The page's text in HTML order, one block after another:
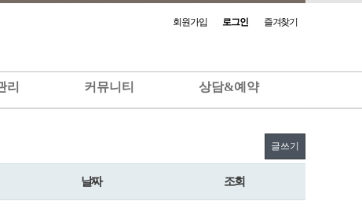
회원가입 로그인 즐겨찾기
리 커뮤니티 상담&예약
글쓰기
날짜 조회